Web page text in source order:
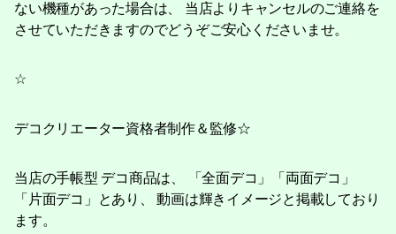
ない機種があった場合は、 当店よりキャンセルのご連絡を
させていただきますのでどうぞご安心くださいませ。
☆
デコクリエーター資格者制作＆監修☆
当店の手帳型 デコ商品は、 「全面デコ」「両面デコ」
「片面デコ」とあり、 動画は輝きイメージと掲載しており
ます。